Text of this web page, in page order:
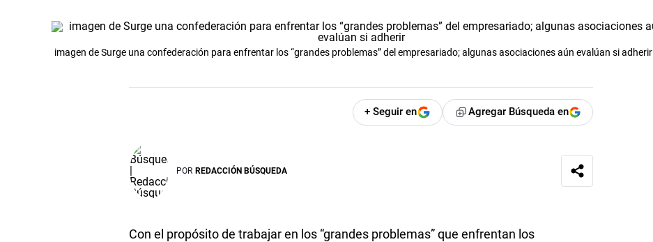
imagen de Surge una confederación para enfrentar los “grandes problemas” del empresariado; algunas asociaciones aún evalúan si adherir
+ Seguir en Agregar Búsqueda en
POR REDACCIÓN BÚSQUEDA
Con el propósito de trabajar en los “grandes problemas” que enfrentan los